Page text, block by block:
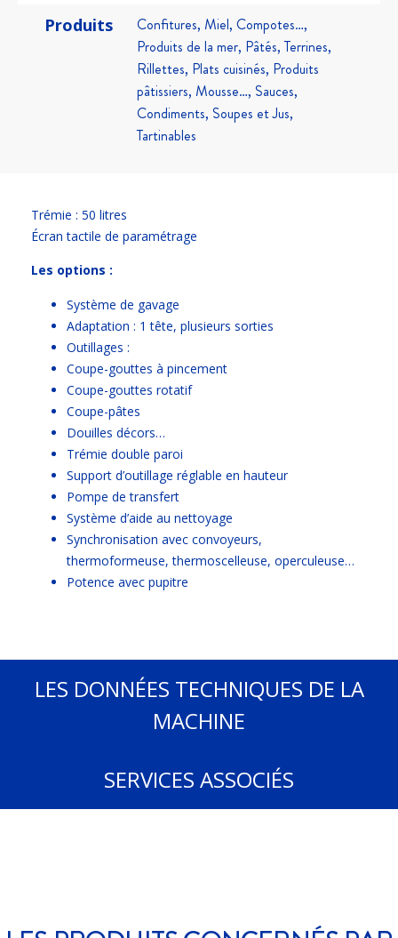
LES DONNÉES TECHNIQUES DE LA
MACHINE
SERVICES ASSOCIÉS
Produits
Confitures, Miel, Compotes…,
Produits de la mer, Pâtés, Terrines,
Rillettes, Plats cuisinés, Produits
pâtissiers, Mousse…, Sauces,
Condiments, Soupes et Jus,
Tartinables
Trémie : 50 litres
Écran tactile de paramétrage
Les options :
Système de gavage
Adaptation : 1 tête, plusieurs sorties
Outillages :
Coupe-gouttes à pincement
Coupe-gouttes rotatif
Coupe-pâtes
Douilles décors…
Trémie double paroi
Support d’outillage réglable en hauteur
Pompe de transfert
Système d’aide au nettoyage
Synchronisation avec convoyeurs,
thermoformeuse, thermoscelleuse, operculeuse…
Potence avec pupitre